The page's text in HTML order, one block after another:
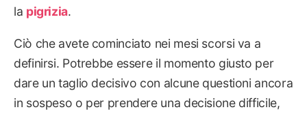
la pigrizia.
Ciò che avete cominciato nei mesi scorsi va a
definirsi. Potrebbe essere il momento giusto per
dare un taglio decisivo con alcune questioni ancora
in sospeso o per prendere una decisione difficile,